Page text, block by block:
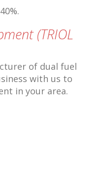
(TRIOL
of dual fuel
with us to
in your area.